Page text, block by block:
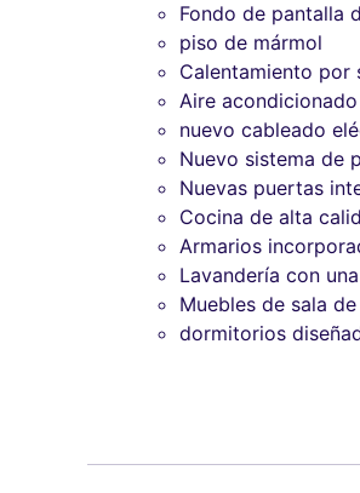
Fondo de pantalla
piso de mármol
Calentamiento por
Aire
nuevo cableado
Nuevo sistema de
Nuevas puertas
Cocina de alta
Armarios
Lavandería con
Muebles de sala
dormitorios